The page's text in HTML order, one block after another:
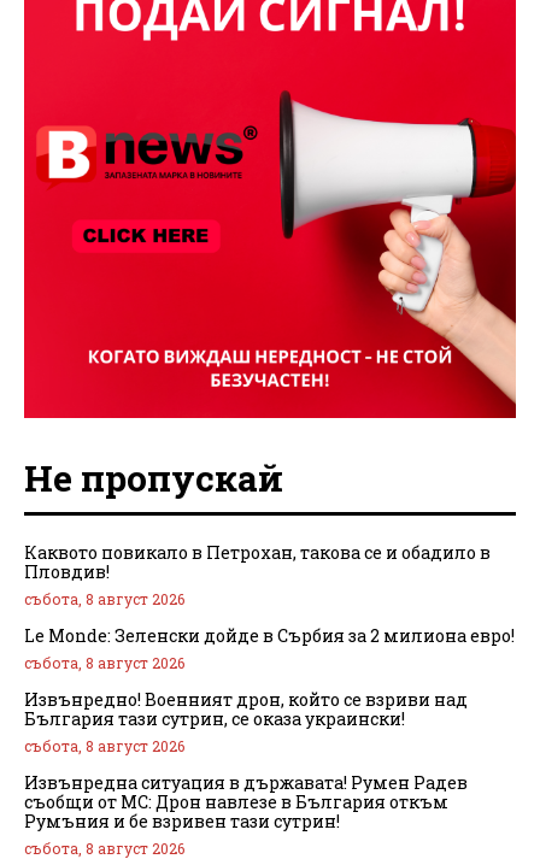
Не пропускай
Каквото повикало в Петрохан, такова се и обадило в
Пловдив!
събота, 8 август 2026
Le Monde: Зеленски дойде в Сърбия за 2 милиона евро!
събота, 8 август 2026
Извънредно! Военният дрон, който се взриви над
България тази сутрин, се оказа украински!
събота, 8 август 2026
Извънредна ситуация в държавата! Румен Радев
съобщи от МС: Дрон навлезе в България откъм
Румъния и бе взривен тази сутрин!
събота, 8 август 2026